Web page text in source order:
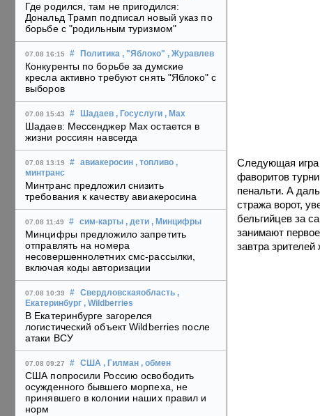
Где родился, там не пригодился:
Дональд Трамп подписал новый указ по
борьбе с "родильным туризмом"
07.08 16:15 # Политика , "Яблоко" , Журавлев
Конкуренты по борьбе за думские
кресла активно требуют снять "Яблоко" с
выборов
07.08 15:43 # Шадаев , Госуслуги , Max
Шадаев: Мессенджер Max остается в
жизни россиян навсегда
07.08 13:19 # авиакеросин , топливо ,
минтранс
Минтранс предложил снизить
требования к качеству авиакеросина
07.08 11:49 # сим-карты , дети , Минцифры
Минцифры предложило запретить
отправлять на номера
несовершеннолетних смс-рассылки,
включая коды авторизации
07.08 10:39 # Свердловскаяобласть ,
Екатеринбург , Wildberries
В Екатеринбурге загорелся
логистический объект Wildberries после
атаки ВСУ
07.08 09:27 # США , Гилман , обмен
США попросили Россию освободить
осужденного бывшего морпеха, не
принявшего в колонии наших правил и
норм
Следующая игра
фаворитов
пенальти. А
стража ворот,
бельгийцев за
занимают
завтра